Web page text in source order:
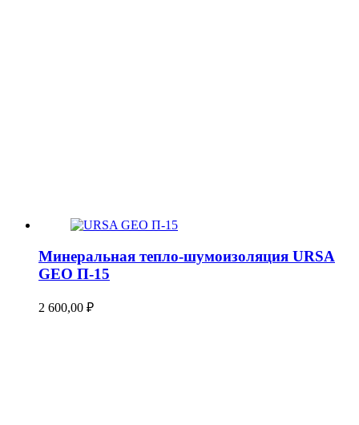
Минеральная тепло-шумоизоляция URSA
GEO П-15
2 600,00 ₽